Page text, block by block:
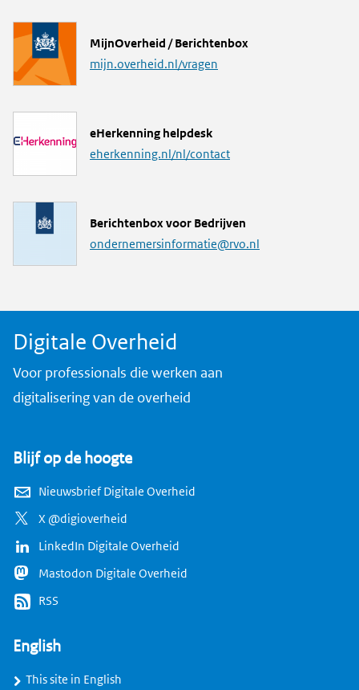
L
i
MijnOverheid / Berichtenbox
mijn.overheid.nl/vragen
L
i
eHerkenning helpdesk
eherkenning.nl/nl/contact
M
a
r
e
Berichtenbox voor Bedrijven
ondernemersinformatie@rvo.nl
Digitale Overheid
Voor professionals die werken aan
digitalisering van de overheid
Blijf op de hoogte
Nieuwsbrief Digitale Overheid
X @digioverheid
LinkedIn Digitale Overheid
Mastodon Digitale Overheid
RSS
English
This site in English